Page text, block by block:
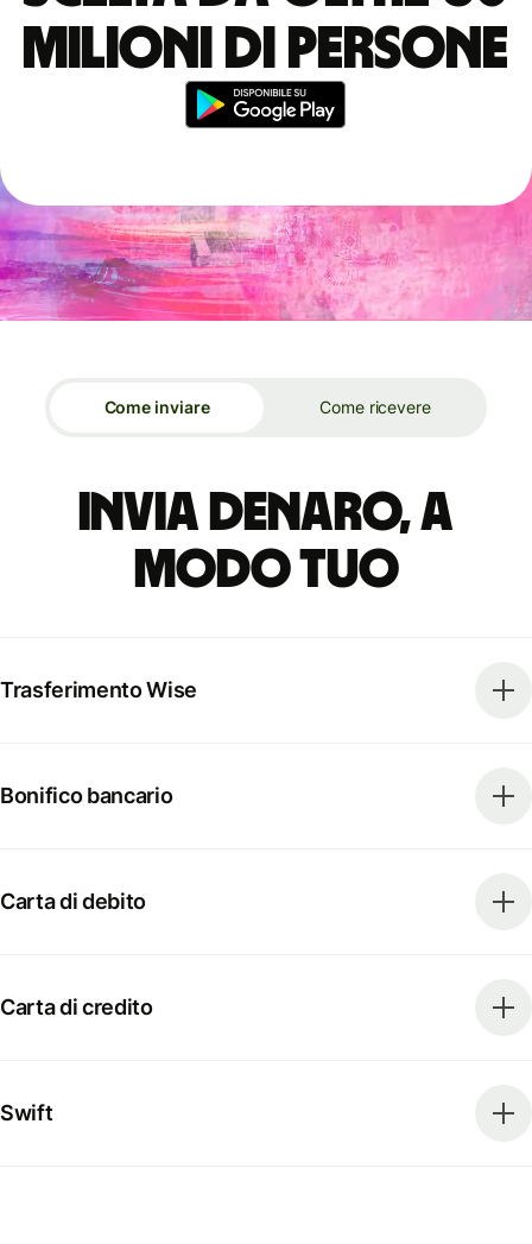
milioni di persone
Come inviare Come ricevere
Invia denaro, a
modo tuo
Trasferimento Wise
Bonifico bancario
Carta di debito
Carta di credito
Swift